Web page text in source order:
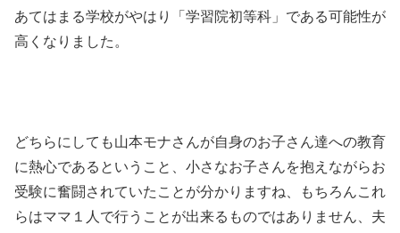
あてはまる学校がやはり「学習院初等科」である可能性が
高くなりました。
どちらにしても山本モナさんが自身のお子さん達への教育
に熱心であるということ、小さなお子さんを抱えながらお
受験に奮闘されていたことが分かりますね、もちろんこれ
らはママ１人で行うことが出来るものではありません、夫